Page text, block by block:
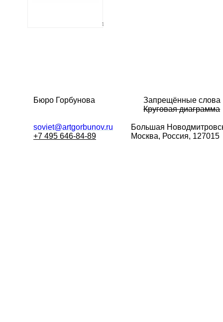
1
Бюро Горбунова
Запрещённые слова
Круговая диаграмма
soviet@artgorbunov.ru
+7 495 646-84-89
Большая
Москва, Россия, 127015